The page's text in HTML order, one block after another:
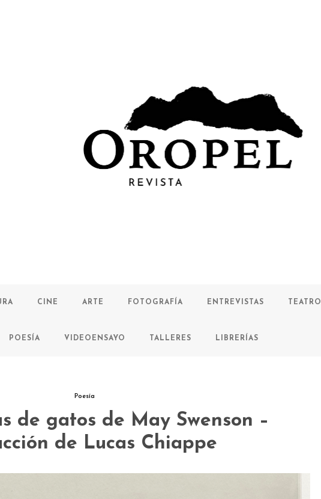
CINE ARTE FOTOGRAFÍA ENTREVISTAS TEATRO
POESÍA VIDEOENSAYO TALLERES LIBRERÍAS
Poesía
de gatos de May Swenson –
de Lucas Chiappe